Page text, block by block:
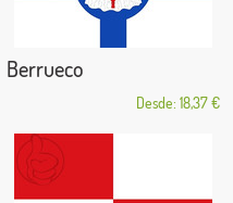
Berrueco
Desde: 18,37 €